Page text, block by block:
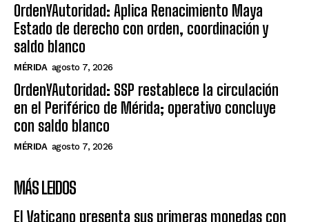
OrdenYAutoridad: Aplica Renacimiento Maya
Estado de derecho con orden, coordinación y
saldo blanco
MÉRIDA agosto 7, 2026
OrdenYAutoridad: SSP restablece la circulación
en el Periférico de Mérida; operativo concluye
con saldo blanco
MÉRIDA agosto 7, 2026
MÁS LEIDOS
El Vaticano presenta sus primeras monedas con